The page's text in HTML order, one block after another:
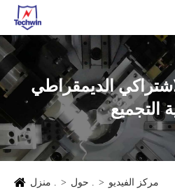
الديمقراطي
التجميع
منزل . حول .
مركز الفيديو